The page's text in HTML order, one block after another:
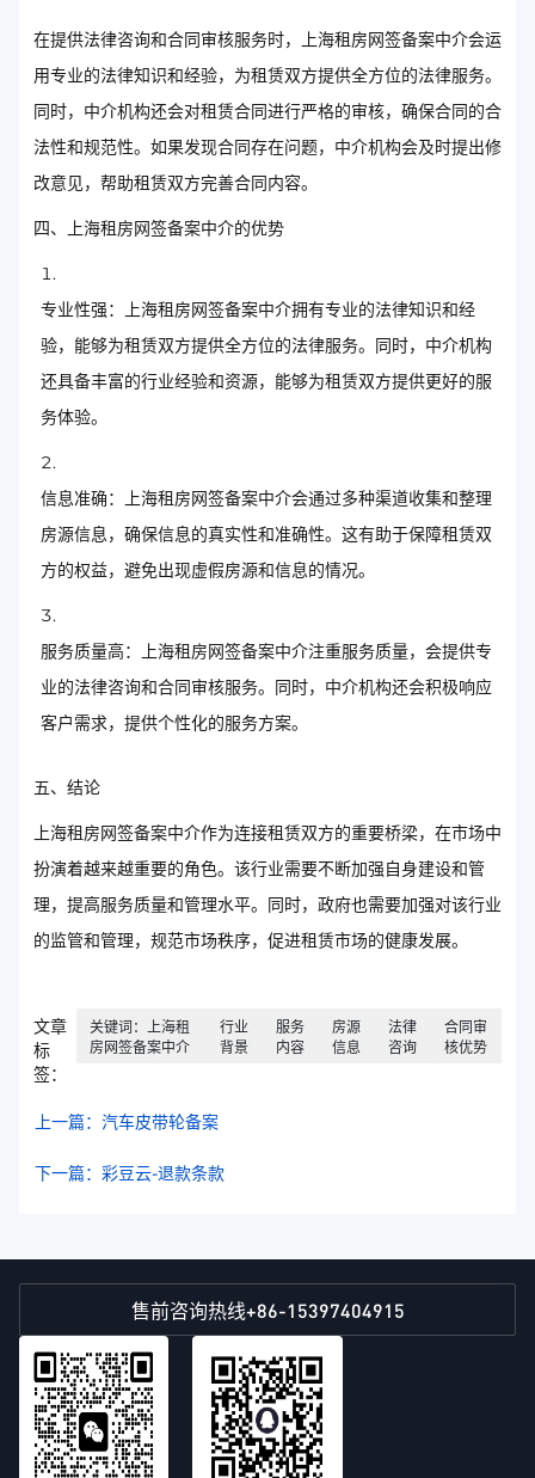
在提供法律咨询和合同审核服务时，上海租房网签备案中介会运
用专业的法律知识和经验，为租赁双方提供全方位的法律服务。
同时，中介机构还会对租赁合同进行严格的审核，确保合同的合
法性和规范性。如果发现合同存在问题，中介机构会及时提出修
改意见，帮助租赁双方完善合同内容。
四、上海租房网签备案中介的优势
专业性强：上海租房网签备案中介拥有专业的法律知识和经
验，能够为租赁双方提供全方位的法律服务。同时，中介机构
还具备丰富的行业经验和资源，能够为租赁双方提供更好的服
务体验。
信息准确：上海租房网签备案中介会通过多种渠道收集和整理
房源信息，确保信息的真实性和准确性。这有助于保障租赁双
方的权益，避免出现虚假房源和信息的情况。
服务质量高：上海租房网签备案中介注重服务质量，会提供专
业的法律咨询和合同审核服务。同时，中介机构还会积极响应
客户需求，提供个性化的服务方案。
五、结论
上海租房网签备案中介作为连接租赁双方的重要桥梁，在市场中
扮演着越来越重要的角色。该行业需要不断加强自身建设和管
理，提高服务质量和管理水平。同时，政府也需要加强对该行业
的监管和管理，规范市场秩序，促进租赁市场的健康发展。
文章
标
签：
关键词：上海租
房网签备案中介
行业
背景
服务
内容
房源
信息
法律
咨询
合同审
核优势
上一篇：汽车皮带轮备案
下一篇：彩豆云-退款条款
售前咨询热线+86-15397404915